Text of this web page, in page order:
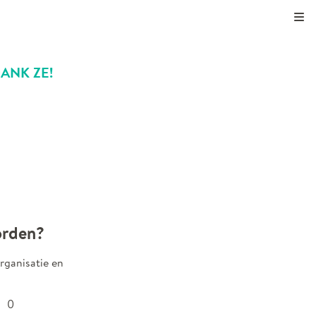
ZE!
en
0